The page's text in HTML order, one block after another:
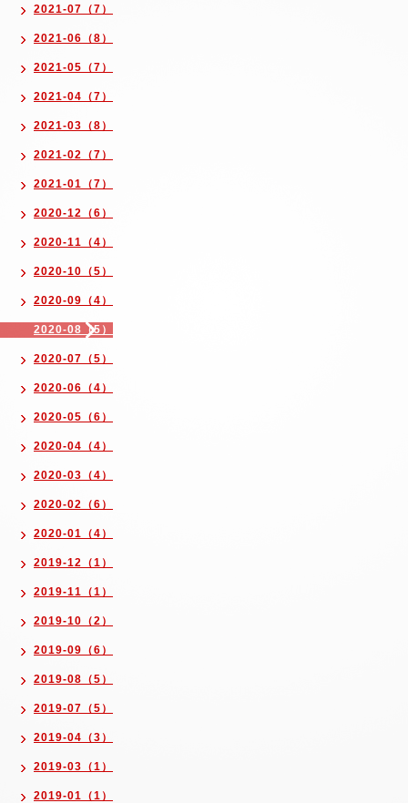
2021-07（7）
2021-06（8）
2021-05（7）
2021-04（7）
2021-03（8）
2021-02（7）
2021-01（7）
2020-12（6）
2020-11（4）
2020-10（5）
2020-09（4）
2020-08（5）
2020-07（5）
2020-06（4）
2020-05（6）
2020-04（4）
2020-03（4）
2020-02（6）
2020-01（4）
2019-12（1）
2019-11（1）
2019-10（2）
2019-09（6）
2019-08（5）
2019-07（5）
2019-04（3）
2019-03（1）
2019-01（1）